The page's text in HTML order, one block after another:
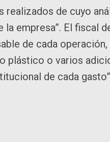
realizados de cuyo
empresa”. El fiscal
de cada
plástico o varios
de cada